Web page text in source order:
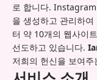
로 합니다. Instagram
을 생성하고 관리하
터 약 10개의 웹사이
선도하고 있습니다.
저희의 헌신을 보여주